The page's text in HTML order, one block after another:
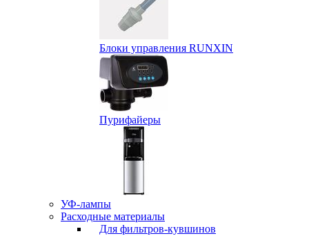
Блоки управления RUNXIN
Пурифайеры
УФ-лампы
Расходные материалы
Для фильтров-кувшинов